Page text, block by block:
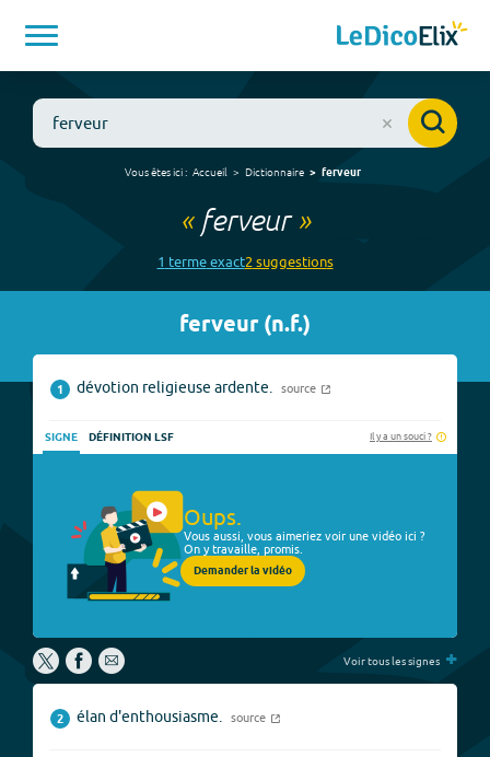
Vous êtes ici : Accueil Dictionnaire ferveur
« ferveur»
1 termeexact2 suggestions
ferveur(n.f.)
1 dévotion religieuse ardente. source
SIGNE DÉFINITION LSF Il y a un souci ?
Oups.
Vous aussi, vous aimeriez voir une vidéo ici ?
On y travaille, promis.
Demander la vidéo
Voir tous les signes +
2 élan d'enthousiasme. source